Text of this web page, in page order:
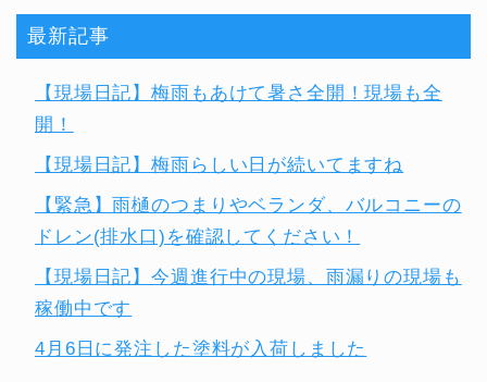
最新記事
【現場日記】梅雨もあけて暑さ全開！現場も全
開！
【現場日記】梅雨らしい日が続いてますね
【緊急】雨樋のつまりやベランダ、バルコニーの
ドレン(排水口)を確認してください！
【現場日記】今週進行中の現場、雨漏りの現場も
稼働中です
4月6日に発注した塗料が入荷しました